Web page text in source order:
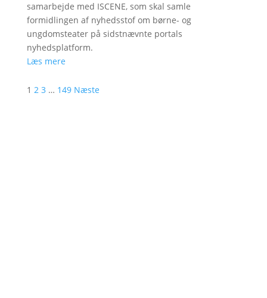
samarbejde med ISCENE, som skal samle
formidlingen af nyhedsstof om børne- og
ungdomsteater på sidstnævnte portals
nyhedsplatform.
Læs mere
1 2 3 … 149 Næste